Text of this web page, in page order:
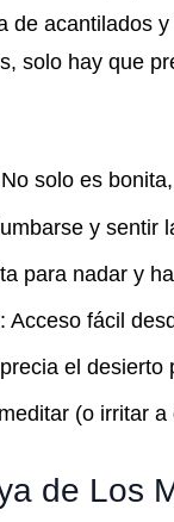
de acantilados
solo hay que
solo es
y sentir
para nadar y
: Acceso fácil
el desierto
(o irritar
de Los